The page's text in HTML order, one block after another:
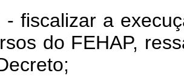
a
do FEHAP,